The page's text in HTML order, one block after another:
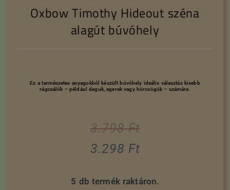
Oxbow Timothy Hideout széna
alagút búvóhely
Ez a természetes anyagokból készült búvóhely ideális választás kisebb
rágcsálók – például deguk, egerek vagy hörcsögök – számára.
3.798Ft
3.298 Ft
5 db termék raktáron.